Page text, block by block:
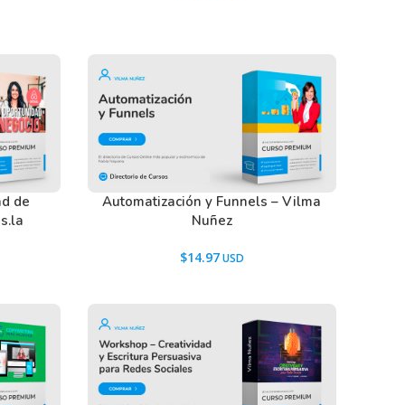
de
Automatización y Funnels – Vilma
Nuñez
$14.97